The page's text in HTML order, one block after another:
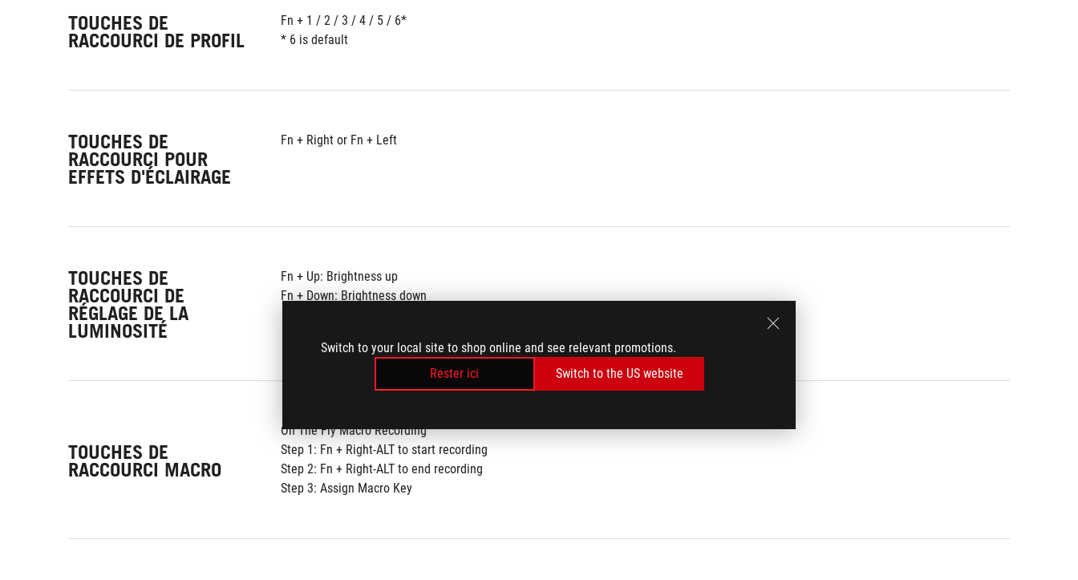
Switch to your local site to shop online and see relevant promotions.
Rester ici
Switch to the US website
TOUCHES DE
RACCOURCI DE PROFIL
Fn + 1 / 2 / 3 / 4 / 5 / 6*
* 6 is default
TOUCHES DE
RACCOURCI POUR
EFFETS D'ÉCLAIRAGE
Fn + Right or Fn + Left
TOUCHES DE
RACCOURCI DE
RÉGLAGE DE LA
LUMINOSITÉ
Fn + Up: Brightness up
Fn + Down: Brightness down
TOUCHES DE
RACCOURCI MACRO
On The Fly Macro Recording
Step 1: Fn + Right-ALT to start recording
Step 2: Fn + Right-ALT to end recording
Step 3: Assign Macro Key